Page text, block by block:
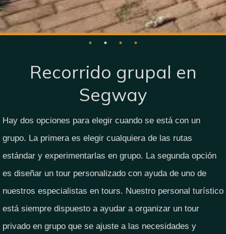
Recorrido grupal en
Segway
Hay dos opciones para elegir cuando se está con un
grupo. La primera es elegir cualquiera de las rutas
estándar y experimentarlas en grupo. La segunda opción
es diseñar un tour personalizado con ayuda de uno de
nuestros especialistas en tours. Nuestro personal turístico
está siempre dispuesto a ayudar a organizar un tour
privado en grupo que se ajuste a las necesidades y